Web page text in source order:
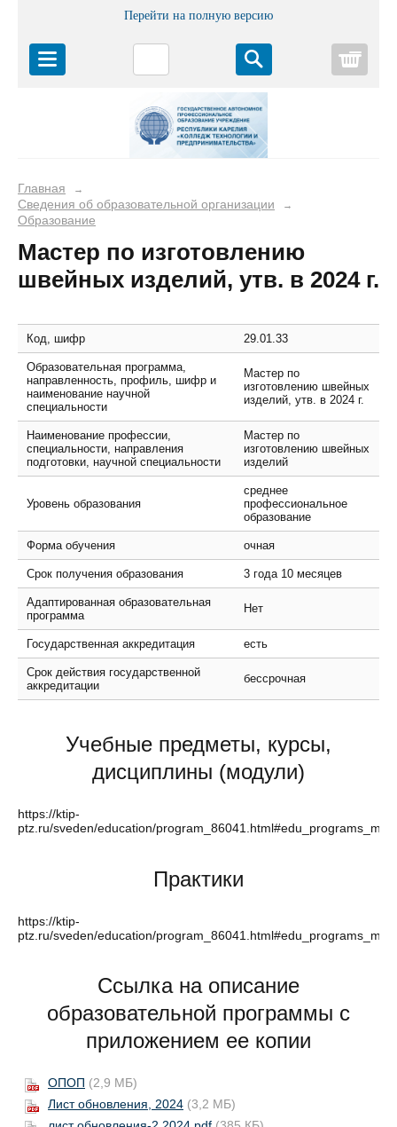
Перейти на полную версию
Главная →
Сведения об образовательной организации →
Образование
Мастер по изготовлению
швейных изделий, утв. в 2024 г.
Код, шифр 29.01.33
Образовательная программа,
направленность, профиль, шифр и
наименование научной
специальности
Мастер по
изготовлению швейных
изделий, утв. в 2024 г.
Наименование профессии,
специальности, направления
подготовки, научной специальности
Мастер по
изготовлению швейных
изделий
Уровень образования
среднее
профессиональное
образование
Форма обучения очная
Срок получения образования 3 года 10 месяцев
Адаптированная образовательная
программа
Нет
Государственная аккредитация есть
Срок действия государственной
аккредитации
бессрочная
Учебные предметы, курсы,
дисциплины (модули)
https://ktip-
ptz.ru/sveden/education/
Практики
https://ktip-
ptz.ru/sveden/education/
Ссылка на описание
образовательной программы с
приложением ее копии
ОПОП (2,9 МБ)
Лист обновления, 2024 (3,2 МБ)